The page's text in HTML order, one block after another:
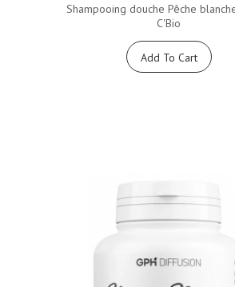
Shampooing douche Pêche
C'Bio
Add To Cart